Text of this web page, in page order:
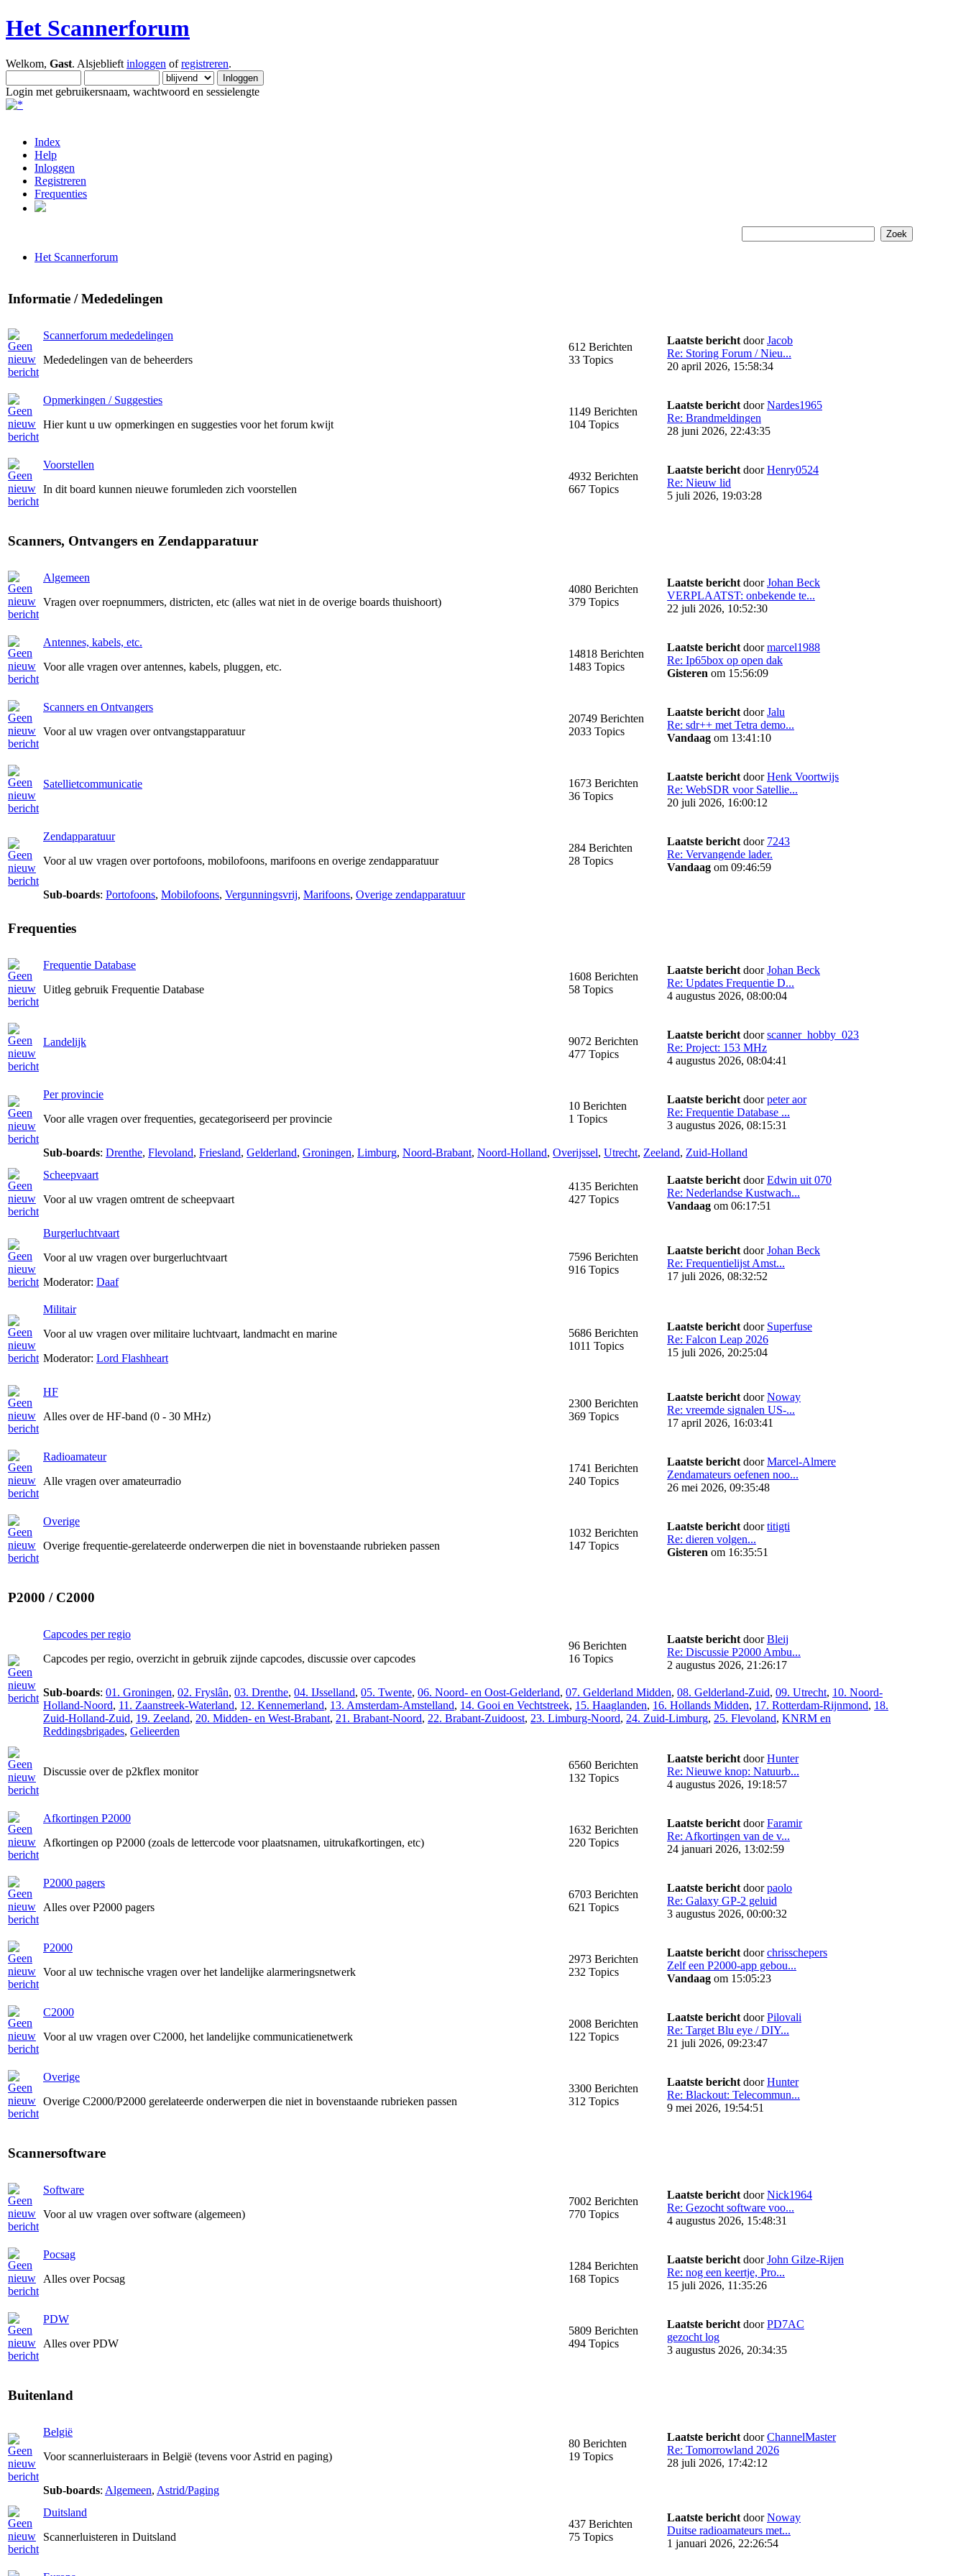
Het Scannerforum
Welkom, Gast. Alsjeblieft inloggen ofregistreren.
Login met gebruikersnaam, wachtwoord en sessielengte
Index
Help
Inloggen
Registreren
Frequenties
Het Scannerforum
Informatie / Mededelingen
Scannerforum mededelingen
Mededelingen van de beheerders
612 Berichten
33 Topics
Laatste bericht doorJacob
Re: Storing Forum / Nieu...
20 april 2026, 15:58:34
Opmerkingen / Suggesties
Hier kunt u uw opmerkingen en suggesties voor het forum kwijt
1149 Berichten
104 Topics
Laatste bericht doorNardes1965
Re: Brandmeldingen
28 juni 2026, 22:43:35
Voorstellen
In dit board kunnen nieuwe forumleden zich voorstellen
4932 Berichten
667 Topics
Laatste bericht doorHenry0524
Re: Nieuw lid
5 juli 2026, 19:03:28
Scanners, Ontvangers en Zendapparatuur
Algemeen
Vragen over roepnummers, districten, etc (alles wat niet in de overige boards thuishoort)
4080 Berichten
379 Topics
Laatste bericht doorJohan Beck
VERPLAATST: onbekende te...
22 juli 2026, 10:52:30
Antennes, kabels, etc.
Voor alle vragen over antennes, kabels, pluggen, etc.
14818 Berichten
1483 Topics
Laatste bericht doormarcel1988
Re: Ip65box op open dak
Gisteren om 15:56:09
Scanners en Ontvangers
Voor al uw vragen over ontvangstapparatuur
20749 Berichten
2033 Topics
Laatste bericht doorJalu
Re: sdr++ met Tetra demo...
Vandaag om 13:41:10
Satellietcommunicatie
1673 Berichten
36 Topics
Laatste bericht doorHenk Voortwijs
Re: WebSDR voor Satellie...
20 juli 2026, 16:00:12
Zendapparatuur
Voor al uw vragen over portofoons, mobilofoons, marifoons en overige zendapparatuur
284 Berichten
28 Topics
Laatste bericht door 7243
Re: Vervangende lader.
Vandaag om 09:46:59
Sub-boards: Portofoons, Mobilofoons, Vergunningsvrij, Marifoons, Overige zendapparatuur
Frequenties
Frequentie Database
Uitleg gebruik Frequentie Database
1608 Berichten
58 Topics
Laatste bericht doorJohan Beck
Re: Updates Frequentie D...
4 augustus 2026, 08:00:04
Landelijk
9072 Berichten
477 Topics
Laatste bericht doorscanner_hobby_023
Re: Project: 153 MHz
4 augustus 2026, 08:04:41
Per provincie
Voor alle vragen over frequenties, gecategoriseerd per provincie
10 Berichten
1 Topics
Laatste bericht doorpeter aor
Re: Frequentie Database ...
3 augustus 2026, 08:15:31
Sub-boards: Drenthe, Flevoland, Friesland, Gelderland, Groningen, Limburg, Noord-Brabant, Noord-Holland, Overijssel, Utrecht, Zeeland, Zuid-Holland
Scheepvaart
Voor al uw vragen omtrent de scheepvaart
4135 Berichten
427 Topics
Laatste bericht doorEdwin uit 070
Re: Nederlandse Kustwach...
Vandaag om 06:17:51
Burgerluchtvaart
Voor al uw vragen over burgerluchtvaart
Moderator: Daaf
7596 Berichten
916 Topics
Laatste bericht doorJohan Beck
Re: Frequentielijst Amst...
17 juli 2026, 08:32:52
Militair
Voor al uw vragen over militaire luchtvaart, landmacht en marine
Moderator: Lord Flashheart
5686 Berichten
1011 Topics
Laatste bericht door Superfuse
Re: Falcon Leap 2026
15 juli 2026, 20:25:04
HF
Alles over de HF-band (0 - 30 MHz)
2300 Berichten
369 Topics
Laatste bericht doorNoway
Re: vreemde signalen US-...
17 april 2026, 16:03:41
Radioamateur
Alle vragen over amateurradio
1741 Berichten
240 Topics
Laatste bericht doorMarcel-Almere
Zendamateurs oefenen noo...
26 mei 2026, 09:35:48
Overige
Overige frequentie-gerelateerde onderwerpen die niet in bovenstaande rubrieken passen
1032 Berichten
147 Topics
Laatste bericht doortitigti
Re: dieren volgen...
Gisteren om 16:35:51
P2000 / C2000
Capcodes per regio
Capcodes per regio, overzicht in gebruik zijnde capcodes, discussie over capcodes
96 Berichten
16 Topics
Laatste bericht doorBleij
Re: Discussie P2000 Ambu...
2 augustus 2026, 21:26:17
Sub-boards: 01. Groningen, 02. Fryslân, 03. Drenthe, 04. IJsselland, 05. Twente, 06. Noord- en Oost-Gelderland, 07. Gelderland Midden, 08. Gelderland-Zuid, 09. Utrecht, 10. Noord-
Holland-Noord, 11. Zaanstreek-Waterland, 12. Kennemerland, 13. Amsterdam-Amstelland, 14. Gooi en Vechtstreek, 15. Haaglanden, 16. Hollands Midden, 17. Rotterdam-Rijnmond, 18.
Zuid-Holland-Zuid, 19. Zeeland, 20. Midden- en West-Brabant, 21. Brabant-Noord, 22. Brabant-Zuidoost, 23. Limburg-Noord, 24. Zuid-Limburg, 25. Flevoland, KNRM en
Reddingsbrigades, Gelieerden
Discussie over de p2kflex monitor
6560 Berichten
132 Topics
Laatste bericht doorHunter
Re: Nieuwe knop: Natuurb...
4 augustus 2026, 19:18:57
Afkortingen P2000
Afkortingen op P2000 (zoals de lettercode voor plaatsnamen, uitrukafkortingen, etc)
1632 Berichten
220 Topics
Laatste bericht doorFaramir
Re: Afkortingen van de v...
24 januari 2026, 13:02:59
P2000 pagers
Alles over P2000 pagers
6703 Berichten
621 Topics
Laatste bericht doorpaolo
Re: Galaxy GP-2 geluid
3 augustus 2026, 00:00:32
P2000
Voor al uw technische vragen over het landelijke alarmeringsnetwerk
2973 Berichten
232 Topics
Laatste bericht doorchrisschepers
Zelf een P2000-app gebou...
Vandaag om 15:05:23
C2000
Voor al uw vragen over C2000, het landelijke communicatienetwerk
2008 Berichten
122 Topics
Laatste bericht doorPilovali
Re: Target Blu eye / DIY...
21 juli 2026, 09:23:47
Overige
Overige C2000/P2000 gerelateerde onderwerpen die niet in bovenstaande rubrieken passen
3300 Berichten
312 Topics
Laatste bericht doorHunter
Re: Blackout: Telecommun...
9 mei 2026, 19:54:51
Scannersoftware
Software
Voor al uw vragen over software (algemeen)
7002 Berichten
770 Topics
Laatste bericht doorNick1964
Re: Gezocht software voo...
4 augustus 2026, 15:48:31
Pocsag
Alles over Pocsag
1284 Berichten
168 Topics
Laatste bericht doorJohn Gilze-Rijen
Re: nog een keertje, Pro...
15 juli 2026, 11:35:26
PDW
Alles over PDW
5809 Berichten
494 Topics
Laatste bericht doorPD7AC
gezocht log
3 augustus 2026, 20:34:35
Buitenland
België
Voor scannerluisteraars in België (tevens voor Astrid en paging)
80 Berichten
19 Topics
Laatste bericht doorChannelMaster
Re: Tomorrowland 2026
28 juli 2026, 17:42:12
Sub-boards: Algemeen, Astrid/Paging
Duitsland
Scannerluisteren in Duitsland
437 Berichten
75 Topics
Laatste bericht doorNoway
Duitse radioamateurs met...
1 januari 2026, 22:26:54